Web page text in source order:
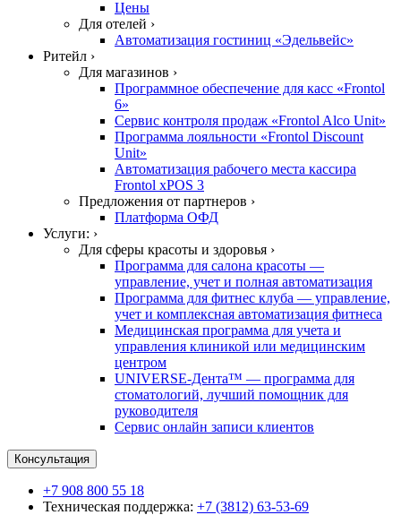
Цены
Для отелей ›
Автоматизация гостиниц «Эдельвейс»
Ритейл ›
Для магазинов ›
Программное обеспечение для касс «Frontol
6»
Сервис контроля продаж «Frontol Alco Unit»
Программа лояльности «Frontol Discount
Unit»
Автоматизация рабочего места кассира
Frontol xPOS 3
Предложения от партнеров ›
Платформа ОФД
Услуги: ›
Для сферы красоты и здоровья ›
Программа для салона красоты —
управление, учет и полная автоматизация
Программа для фитнес клуба — управление,
учет и комплексная автоматизация фитнеса
Медицинская программа для учета и
управления клиникой или медицинским
центром
UNIVERSE-Дента™ — программа для
стоматологий, лучший помощник для
руководителя
Сервис онлайн записи клиентов
Консультация
+7 908 800 55 18
Техническая поддержка: +7 (3812) 63-53-69